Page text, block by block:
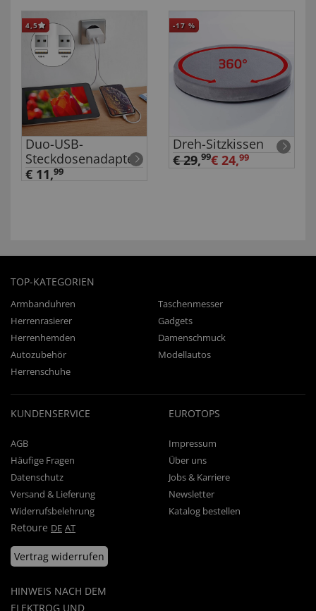
4,5
Duo-USB-
Steckdosenadapter
€ 11,99
-17 %
Dreh-Sitzkissen
€ 29,99€ 24,99
TOP-KATEGORIEN
Armbanduhren
Taschenmesser
Herrenrasierer
Gadgets
Herrenhemden
Damenschmuck
Autozubehör
Modellautos
Herrenschuhe
KUNDENSERVICE
AGB
Häufige Fragen
Datenschutz
Versand & Lieferung
Widerrufsbelehrung
Retoure DE AT
Vertrag widerrufen
HINWEIS NACH DEM
ELEKTROG UND
EUROTOPS
Impressum
Über uns
Jobs & Karriere
Newsletter
Katalog bestellen